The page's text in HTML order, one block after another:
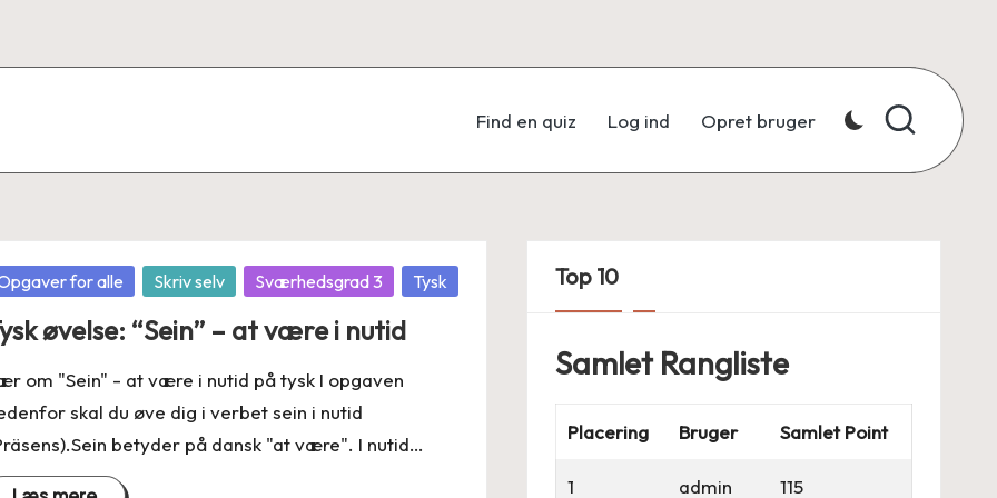
Find en quiz Log ind Opret bruger
for alle Skriv selv Sværhedsgrad 3 Tysk
øvelse: “Sein” – at være i nutid
om "Sein" - at være i nutid på tysk I opgaven
skal du øve dig i verbet sein i nutid
betyder på dansk "at være". I nutid…
Top 10
Samlet Rangliste
Placering Bruger Samlet Point
1 admin 115